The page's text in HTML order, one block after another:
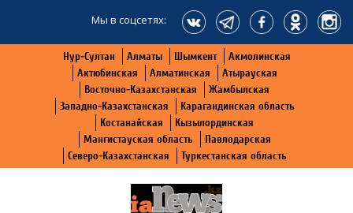
Мы в соцсетях:
Нур-Султан Алматы Шымкент
Акмолинская
Актюбинская
Алматинская
Атырауская
Восточно-Казахстанская
Жамбылская
Западно-Казахстанская
Карагандинская область
Костанайская
Кызылординская
Мангистауская область
Павлодарская
Северо-Казахстанская
Туркестанская область